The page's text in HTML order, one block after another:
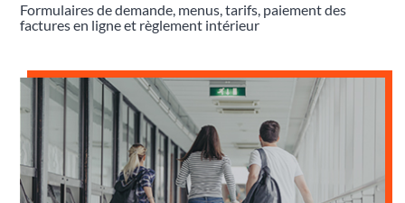
Formulaires de demande, menus, tarifs, paiement des
factures en ligne et règlement intérieur